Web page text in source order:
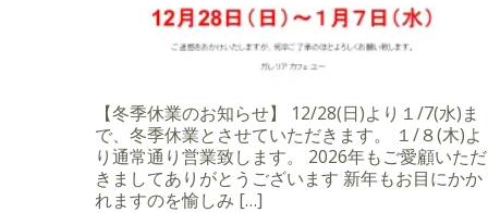
【冬季休業のお知らせ】 12/28(日)より１/7(水)ま
で、冬季休業とさせていただきます。 １/８(木)よ
り通常通り営業致します。 2026年もご愛顧いただ
きましてありがとうございます 新年もお目にかか
れますのを愉しみ […]